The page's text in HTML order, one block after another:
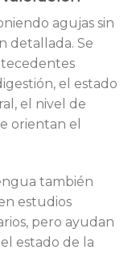
agujas sin
detallada. Se
el estado
el nivel de
orientan el
también
estudios
pero ayudan
estado de la